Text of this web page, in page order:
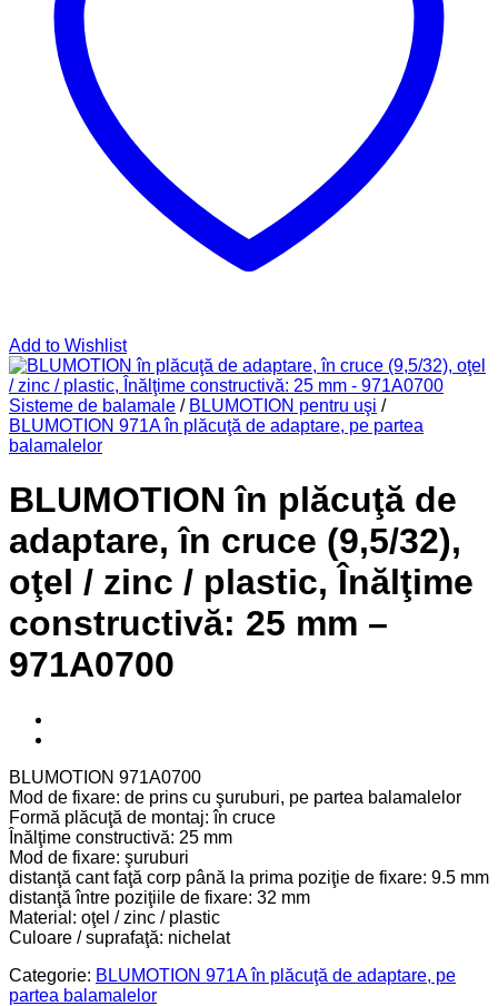
Add to Wishlist
Sisteme de balamale / BLUMOTION pentru uşi /
BLUMOTION 971A în plăcuţă de adaptare, pe partea
balamalelor
BLUMOTION în plăcuţă de
adaptare, în cruce (9,5/32),
oţel / zinc / plastic, Înălţime
constructivă: 25 mm –
971A0700
BLUMOTION 971A0700
Mod de fixare: de prins cu şuruburi, pe partea balamalelor
Formă plăcuţă de montaj: în cruce
Înălţime constructivă: 25 mm
Mod de fixare: şuruburi
distanţă cant faţă corp până la prima poziţie de fixare: 9.5 mm
distanţă între poziţiile de fixare: 32 mm
Material: oţel / zinc / plastic
Culoare / suprafaţă: nichelat
Categorie: BLUMOTION 971A în plăcuţă de adaptare, pe
partea balamalelor